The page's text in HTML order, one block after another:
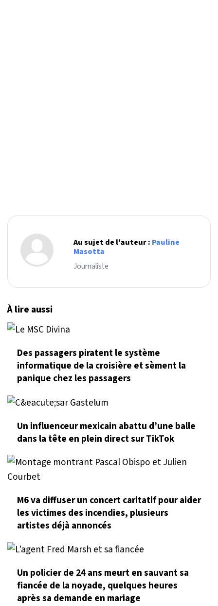
Au sujet de l'auteur : Pauline
Masotta
Journaliste
À lire aussi
Des passagers piratent le système
informatique de la croisière et sèment la
panique chez les passagers
Un influenceur mexicain abattu d’une balle
dans la tête en plein direct sur TikTok
M6 va diffuser un concert caritatif pour aider
les victimes des incendies, plusieurs
artistes déjà annoncés
Un policier de 24 ans meurt en sauvant sa
fiancée de la noyade, quelques heures
après sa demande en mariage